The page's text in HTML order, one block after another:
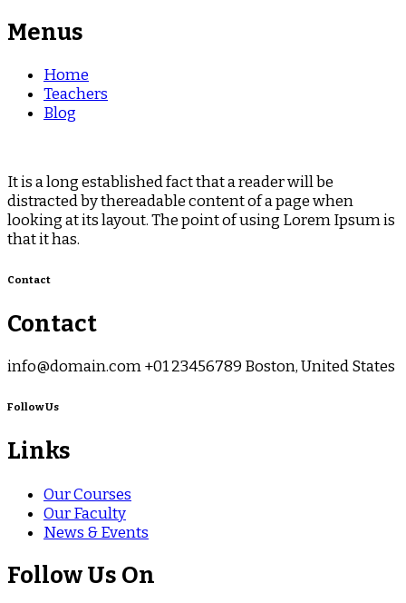
Menus
Home
Teachers
Blog
It is a long established fact that a reader will be
distracted by thereadable content of a page when
looking at its layout. The point of using Lorem Ipsum is
that it has.
Contact
Contact
info@domain.com +01 23456789 Boston, United States
Follow Us
Links
Our Courses
Our Faculty
News & Events
Follow Us On